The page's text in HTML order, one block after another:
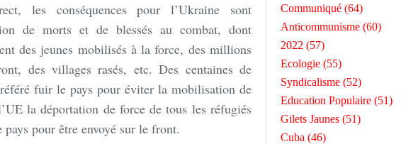
les conséquences pour l’Ukraine sont
de morts et de blessés au combat, dont
des jeunes mobilisés à la force, des millions
des villages rasés, etc. Des centaines de
fuir le pays pour éviter la mobilisation de
la déportation de force de tous les réfugiés
pour être envoyé sur le front.
Communiqué (64)
Anticommunisme (60)
2022 (57)
Ecologie (55)
Syndicalisme (52)
Education Populaire (51)
Gilets Jaunes (51)
Cuba (46)